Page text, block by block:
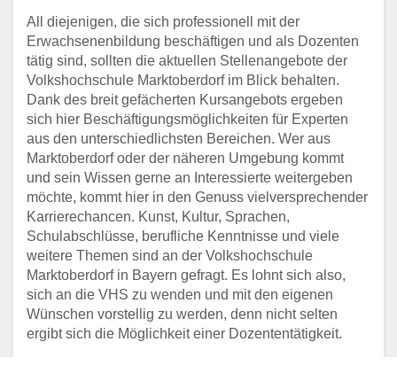
All diejenigen, die sich professionell mit der
Erwachsenenbildung beschäftigen und als Dozenten
tätig sind, sollten die aktuellen Stellenangebote der
Volkshochschule Marktoberdorf im Blick behalten.
Dank des breit gefächerten Kursangebots ergeben
sich hier Beschäftigungsmöglichkeiten für Experten
aus den unterschiedlichsten Bereichen. Wer aus
Marktoberdorf oder der näheren Umgebung kommt
und sein Wissen gerne an Interessierte weitergeben
möchte, kommt hier in den Genuss vielversprechender
Karrierechancen. Kunst, Kultur, Sprachen,
Schulabschlüsse, berufliche Kenntnisse und viele
weitere Themen sind an der Volkshochschule
Marktoberdorf in Bayern gefragt. Es lohnt sich also,
sich an die VHS zu wenden und mit den eigenen
Wünschen vorstellig zu werden, denn nicht selten
ergibt sich die Möglichkeit einer Dozententätigkeit.